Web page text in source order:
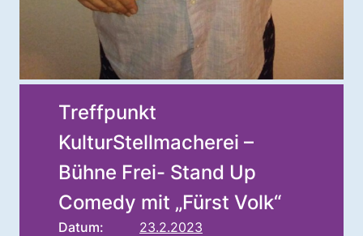
Treffpunkt
KulturStellmacherei –
Bühne Frei- Stand Up
Comedy mit „Fürst Volk“
Datum:
23.2.2023